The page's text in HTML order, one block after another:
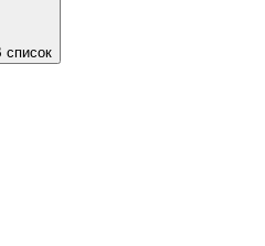
список